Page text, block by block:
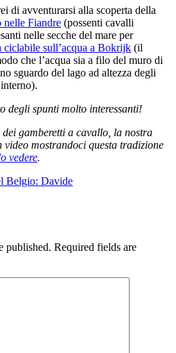
di avventurarsi alla scoperta della
nelle Fiandre (possenti cavalli
nelle secche del mare per
ciclabile sull’acqua a Bokrijk (il
che l’acqua sia a filo del muro di
sguardo del lago ad altezza degli
degli spunti molto interessanti!
gamberetti a cavallo, la nostra
mostrandoci questa tradizione
vedere.
Belgio: Davide
published. Required fields are